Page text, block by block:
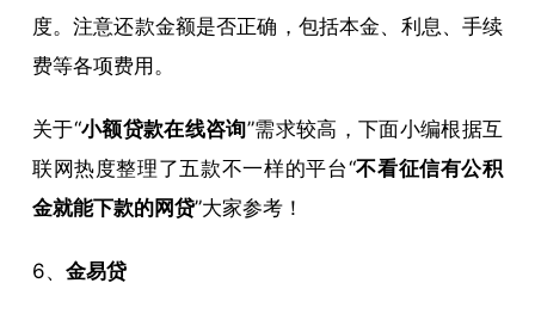
度。注意还款金额是否正确，包括本金、利息、手续
费等各项费用。
关于“小额贷款在线咨询”需求较高，下面小编根据互
联网热度整理了五款不一样的平台“不看征信有公积
金就能下款的网贷”大家参考！
6、 金易贷